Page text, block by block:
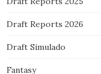
Draft Reports 2026
Draft Simulado
Fantasy